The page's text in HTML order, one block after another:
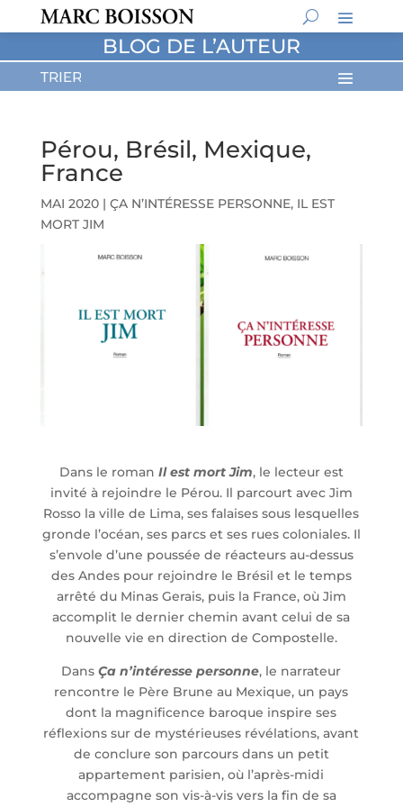
BLOG DE L’AUTEUR
Pérou, Brésil, Mexique,
France
MAI 2020| ÇA N’INTÉRESSE PERSONNE, IL EST
MORT JIM
Dans le roman Il est mort Jim, le lecteur est
invité à rejoindre le Pérou. Il parcourt avec Jim
Rosso la ville de Lima, ses falaises sous lesquelles
gronde l’océan, ses parcs et ses rues coloniales. Il
s’envole d’une poussée de réacteurs au-dessus
des Andes pour rejoindre le Brésil et le temps
arrêté du Minas Gerais, puis la France, où Jim
accomplit le dernier chemin avant celui de sa
nouvelle vie en direction de Compostelle.
DansÇa n’intéresse personne, le narrateur
rencontre le Père Brune au Mexique, un pays
dont la magnificence baroque inspire ses
réflexions sur de mystérieuses révélations, avant
de conclure son parcours dans un petit
appartement parisien, où l’après-midi
accompagne son vis-à-vis vers la fin de sa